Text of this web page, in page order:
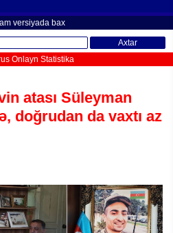
versiyada bax
Axtar
Onlayn Statistika
atası Süleyman
doğrudan da vaxtı az